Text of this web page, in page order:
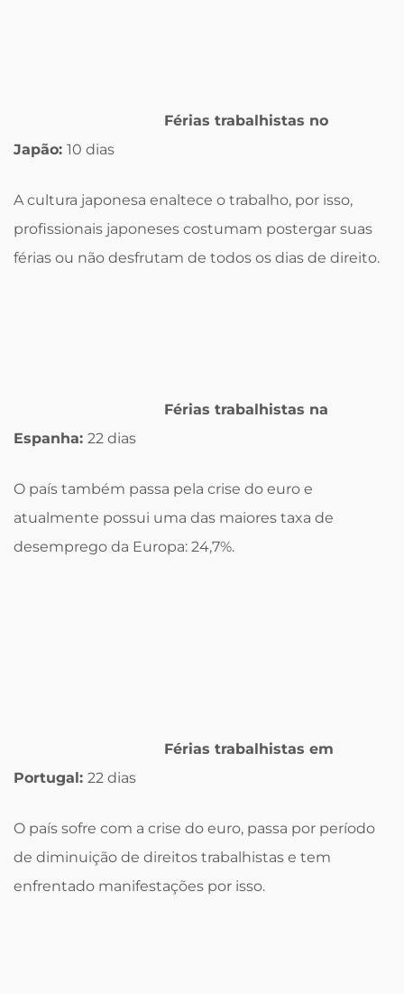
Férias trabalhistas no
Japão: 10 dias
A cultura japonesa enaltece o trabalho, por isso,
profissionais japoneses costumam postergar suas
férias ou não desfrutam de todos os dias de direito.
Férias trabalhistas na
Espanha: 22 dias
O país também passa pela crise do euro e
atualmente possui uma das maiores taxa de
desemprego da Europa: 24,7%.
Férias trabalhistas em
Portugal: 22 dias
O país sofre com a crise do euro, passa por período
de diminuição de direitos trabalhistas e tem
enfrentado manifestações por isso.